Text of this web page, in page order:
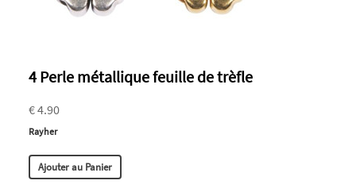
4 Perle métallique feuille de trèfle
€ 4.90
Rayher
Ajouter au Panier